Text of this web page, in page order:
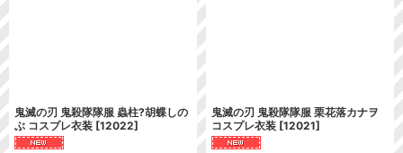
鬼滅の刃 鬼殺隊隊服 蟲柱?胡蝶しの
ぶ コスプレ衣装 [12022]
鬼滅の刃 鬼殺隊隊服 栗花落カナヲ
コスプレ衣装 [12021]